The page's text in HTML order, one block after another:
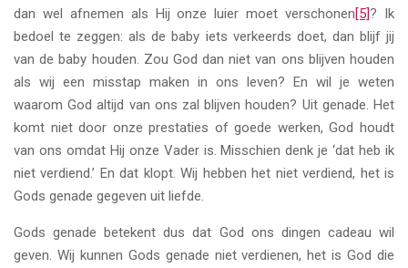
dan wel afnemen als Hij onze luier moet verschonen[5]? Ik
bedoel te zeggen: als de baby iets verkeerds doet, dan blijf jij
van de baby houden. Zou God dan niet van ons blijven houden
als wij een misstap maken in ons leven? En wil je weten
waarom God altijd van ons zal blijven houden? Uit genade. Het
komt niet door onze prestaties of goede werken, God houdt
van ons omdat Hij onze Vader is. Misschien denk je ‘dat heb ik
niet verdiend.’ En dat klopt. Wij hebben het niet verdiend, het is
Gods genade gegeven uit liefde.
Gods genade betekent dus dat God ons dingen cadeau wil
geven. Wij kunnen Gods genade niet verdienen, het is God die